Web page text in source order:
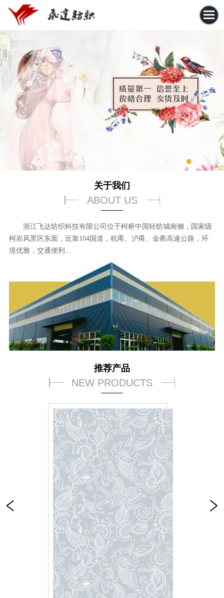
关于我们
ABOUT US
浙江飞达纺织科技有限公司位于柯桥中国轻纺城南侧，国家级
柯岩风景区东面，近靠104国道，杭甬、沪甬、金衢高速公路，环
境优雅，交通便利...
推荐产品
NEW PRODUCTS